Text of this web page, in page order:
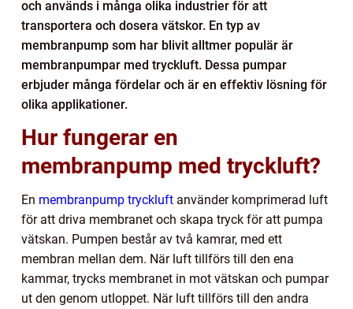
och används i många olika industrier för att
transportera och dosera vätskor. En typ av
membranpump som har blivit alltmer populär är
membranpumpar med tryckluft. Dessa pumpar
erbjuder många fördelar och är en effektiv lösning för
olika applikationer.
Hur fungerar en
membranpump med tryckluft?
En membranpump tryckluft använder komprimerad luft
för att driva membranet och skapa tryck för att pumpa
vätskan. Pumpen består av två kamrar, med ett
membran mellan dem. När luft tillförs till den ena
kammar, trycks membranet in mot vätskan och pumpar
ut den genom utloppet. När luft tillförs till den andra